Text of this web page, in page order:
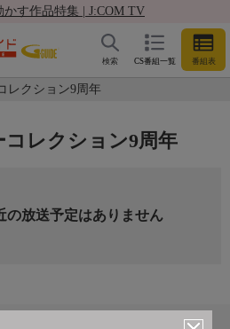
かす作品特集 | J:COM TV
CS番組一覧 番組表
検索
レクション9周年
レクション9周年
の放送予定はありません